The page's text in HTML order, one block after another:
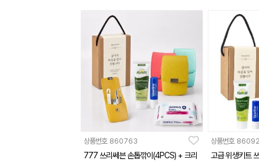
상품번호 860763
777 쓰리쎄븐 손톱깎이(4PCS) + 크리
상품번호
고급 위생키트